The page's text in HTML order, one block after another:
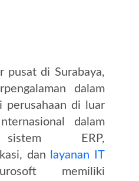
pusat di Surabaya,
dalam
perusahaan di luar
dalam
sistem ERP,
dan
layanan IT
memiliki